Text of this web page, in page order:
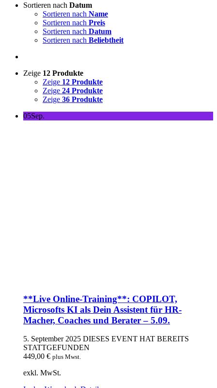
Sortieren nach Datum
Sortieren nach Name
Sortieren nach Preis
Sortieren nach Datum
Sortieren nach Beliebtheit
Zeige 12 Produkte
Zeige 12 Produkte
Zeige 24 Produkte
Zeige 36 Produkte
05Sep.
**Live Online-Training**: COPILOT,
Microsofts KI als Dein Assistent für HR-
Macher, Coaches und Berater – 5.09.
5. September 2025 DIESES EVENT HAT BEREITS
STATTGEFUNDEN
449,00 € plus Mwst.
exkl. MwSt.